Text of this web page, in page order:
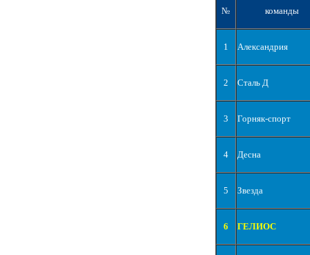
№ команды
1 Александрия
2 Сталь Д
3 Горняк-спорт
4 Десна
5 Звезда
6 ГЕЛИОС